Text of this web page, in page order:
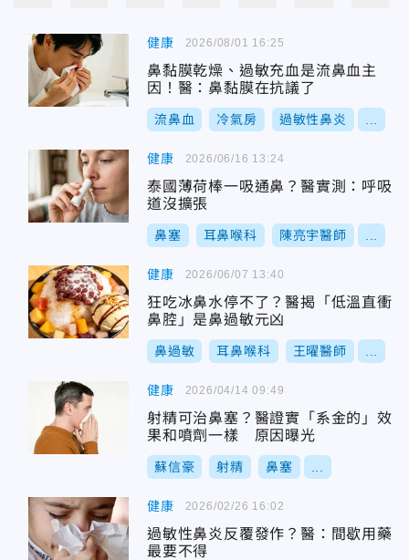
健康
鼻黏膜乾燥、過敏充血是流鼻血主
因！醫：鼻黏膜在抗議了
流鼻血 冷氣房 過敏性鼻炎
2026/08/01 16:25
健康
泰國薄荷棒一吸通鼻？醫實測：呼吸
道沒擴張
鼻塞 耳鼻喉科 陳亮宇醫師
2026/06/16 13:24
健康
狂吃冰鼻水停不了？醫揭「低溫直衝
鼻腔」是鼻過敏元凶
鼻過敏 耳鼻喉科 王曜醫師
2026/06/07 13:40
健康
射精可治鼻塞？醫證實「系金的」效
果和噴劑一樣 原因曝光
蘇信豪 射精 鼻塞
2026/04/14 09:49
健康
過敏性鼻炎反覆發作？醫：間歇用藥
最要不得
2026/02/26 16:02